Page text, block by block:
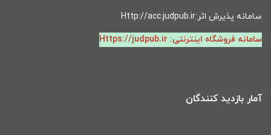
سامانه پذیرش اثر:Http://acc.judpub.ir
سامانه فروشگاه اینترنتی: Https://judpub.ir
آمار بازدید کنندگان